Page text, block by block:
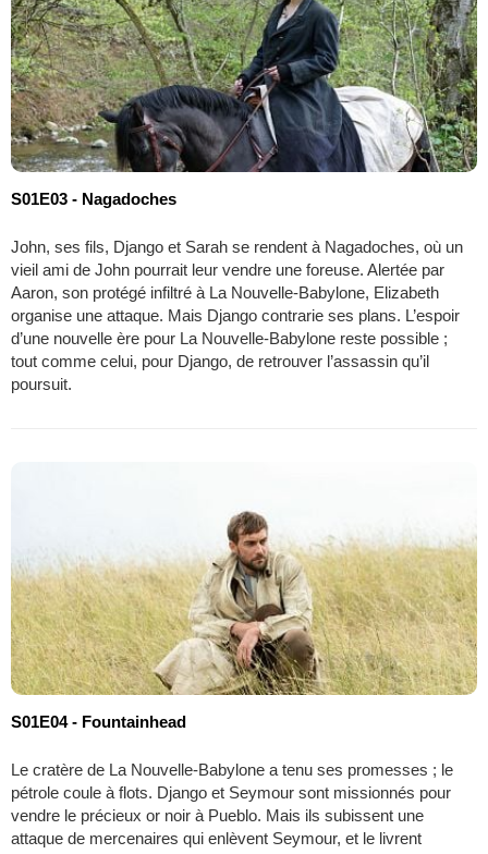
S01E03 - Nagadoches
John, ses fils, Django et Sarah se rendent à Nagadoches, où un
vieil ami de John pourrait leur vendre une foreuse. Alertée par
Aaron, son protégé infiltré à La Nouvelle-Babylone, Elizabeth
organise une attaque. Mais Django contrarie ses plans. L’espoir
d’une nouvelle ère pour La Nouvelle-Babylone reste possible ;
tout comme celui, pour Django, de retrouver l’assassin qu’il
poursuit.
S01E04 - Fountainhead
Le cratère de La Nouvelle-Babylone a tenu ses promesses ; le
pétrole coule à flots. Django et Seymour sont missionnés pour
vendre le précieux or noir à Pueblo. Mais ils subissent une
attaque de mercenaires qui enlèvent Seymour, et le livrent